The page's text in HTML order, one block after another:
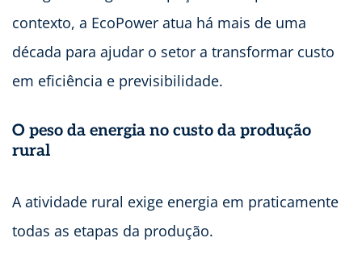
contexto, a EcoPower atua há mais de uma
década para ajudar o setor a transformar custo
em eficiência e previsibilidade.
O peso da energia no custo da produção
rural
A atividade rural exige energia em praticamente
todas as etapas da produção.